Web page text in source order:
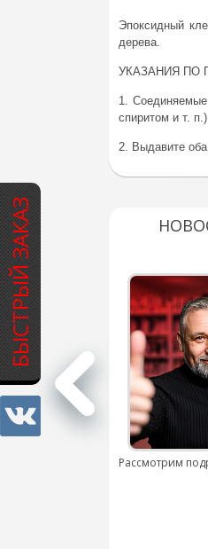
БЫСТРЫЙ ЗАКАЗ
Эпоксидный
дерева.
УКАЗАНИЯ ПО
1. Соединяемые
спиритом и т.
2. Выдавите
для
смены шин на
подробнее...
Рассмотрим